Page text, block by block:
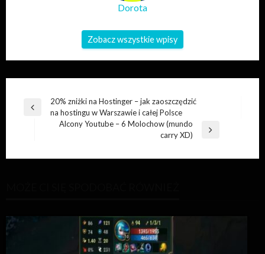
Dorota
Zobacz wszystkie wpisy
Nawigacja
wpisu
Poprzedni
20% zniżki na Hostinger – jak zaoszczędzić
na hostingu w Warszawie i całej Polsce
Alcony Youtube – 6 Molochow (mundo
carry XD)